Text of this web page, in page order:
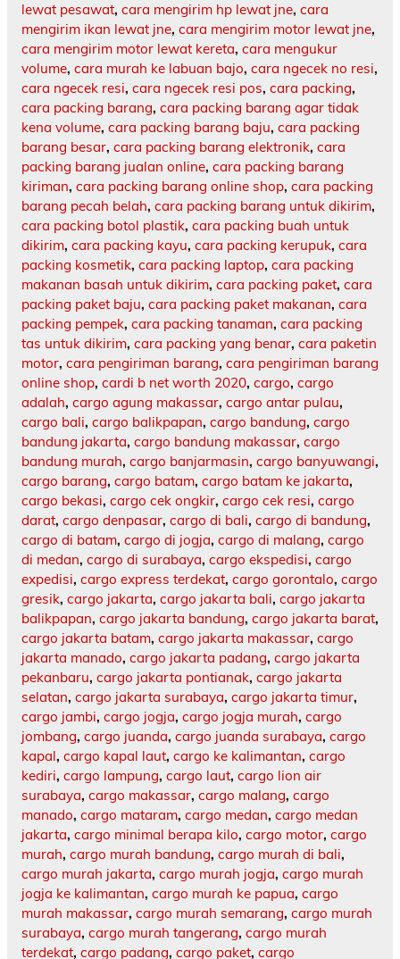
lewat pesawat, cara mengirim hp lewat jne, cara
mengirim ikan lewat jne, cara mengirim motor lewat jne,
cara mengirim motor lewat kereta, cara mengukur
volume, cara murah ke labuan bajo, cara ngecek no resi,
cara ngecek resi, cara ngecek resi pos, cara packing,
cara packing barang, cara packing barang agar tidak
kena volume, cara packing barang baju, cara packing
barang besar, cara packing barang elektronik, cara
packing barang jualan online, cara packing barang
kiriman, cara packing barang online shop, cara packing
barang pecah belah, cara packing barang untuk dikirim,
cara packing botol plastik, cara packing buah untuk
dikirim, cara packing kayu, cara packing kerupuk, cara
packing kosmetik, cara packing laptop, cara packing
makanan basah untuk dikirim, cara packing paket, cara
packing paket baju, cara packing paket makanan, cara
packing pempek, cara packing tanaman, cara packing
tas untuk dikirim, cara packing yang benar, cara paketin
motor, cara pengiriman barang, cara pengiriman barang
online shop, cardi b net worth 2020, cargo, cargo
adalah, cargo agung makassar, cargo antar pulau,
cargo bali, cargo balikpapan, cargo bandung, cargo
bandung jakarta, cargo bandung makassar, cargo
bandung murah, cargo banjarmasin, cargo banyuwangi,
cargo barang, cargo batam, cargo batam ke jakarta,
cargo bekasi, cargo cek ongkir, cargo cek resi, cargo
darat, cargo denpasar, cargo di bali, cargo di bandung,
cargo di batam, cargo di jogja, cargo di malang, cargo
di medan, cargo di surabaya, cargo ekspedisi, cargo
expedisi, cargo express terdekat, cargo gorontalo, cargo
gresik, cargo jakarta, cargo jakarta bali, cargo jakarta
balikpapan, cargo jakarta bandung, cargo jakarta barat,
cargo jakarta batam, cargo jakarta makassar, cargo
jakarta manado, cargo jakarta padang, cargo jakarta
pekanbaru, cargo jakarta pontianak, cargo jakarta
selatan, cargo jakarta surabaya, cargo jakarta timur,
cargo jambi, cargo jogja, cargo jogja murah, cargo
jombang, cargo juanda, cargo juanda surabaya, cargo
kapal, cargo kapal laut, cargo ke kalimantan, cargo
kediri, cargo lampung, cargo laut, cargo lion air
surabaya, cargo makassar, cargo malang, cargo
manado, cargo mataram, cargo medan, cargo medan
jakarta, cargo minimal berapa kilo, cargo motor, cargo
murah, cargo murah bandung, cargo murah di bali,
cargo murah jakarta, cargo murah jogja, cargo murah
jogja ke kalimantan, cargo murah ke papua, cargo
murah makassar, cargo murah semarang, cargo murah
surabaya, cargo murah tangerang, cargo murah
terdekat, cargo padang, cargo paket, cargo